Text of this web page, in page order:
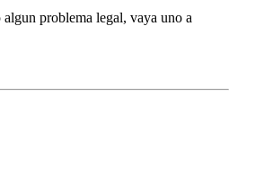
problema legal, vaya uno a